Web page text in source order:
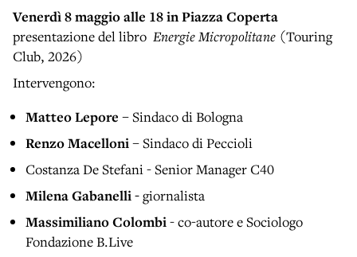
Venerdì 8 maggio alle 18 in Piazza Coperta
presentazione del libro Energie Micropolitane (Touring
Club, 2026)
Intervengono:
Matteo Lepore – Sindaco di Bologna
Renzo Macelloni– Sindaco di Peccioli
Costanza De Stefani - Senior Manager C40
Milena Gabanelli -giornalista
Massimiliano Colombi- co-autore e Sociologo
Fondazione B.Live